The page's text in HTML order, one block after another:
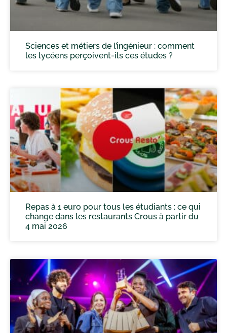
Sciences et métiers de l’ingénieur : comment
les lycéens perçoivent-ils ces études ?
Repas à 1 euro pour tous les étudiants : ce qui
change dans les restaurants Crous à partir du
4 mai 2026